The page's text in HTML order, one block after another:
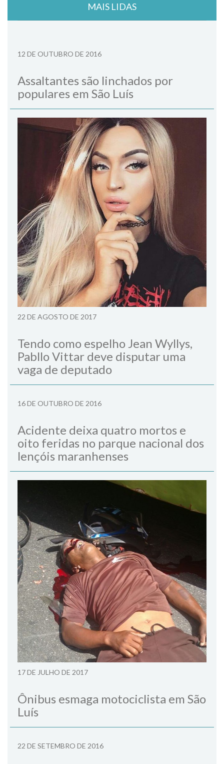
MAIS LIDAS
12 DE OUTUBRO DE 2016
Assaltantes são linchados por
populares em São Luís
22 DE AGOSTO DE 2017
Tendo como espelho Jean Wyllys,
Pabllo Vittar deve disputar uma
vaga de deputado
16 DE OUTUBRO DE 2016
Acidente deixa quatro mortos e
oito feridas no parque nacional dos
lençóis maranhenses
17 DE JULHO DE 2017
Ônibus esmaga motociclista em São
Luís
22 DE SETEMBRO DE 2016